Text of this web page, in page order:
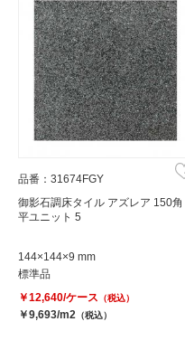
品番：31674FGY
御影石調床タイル アズレア 150角
平ユニット 5
144×144×9 mm
標準品
￥12,640/ケース （税込）
￥9,693/m2 （税込）